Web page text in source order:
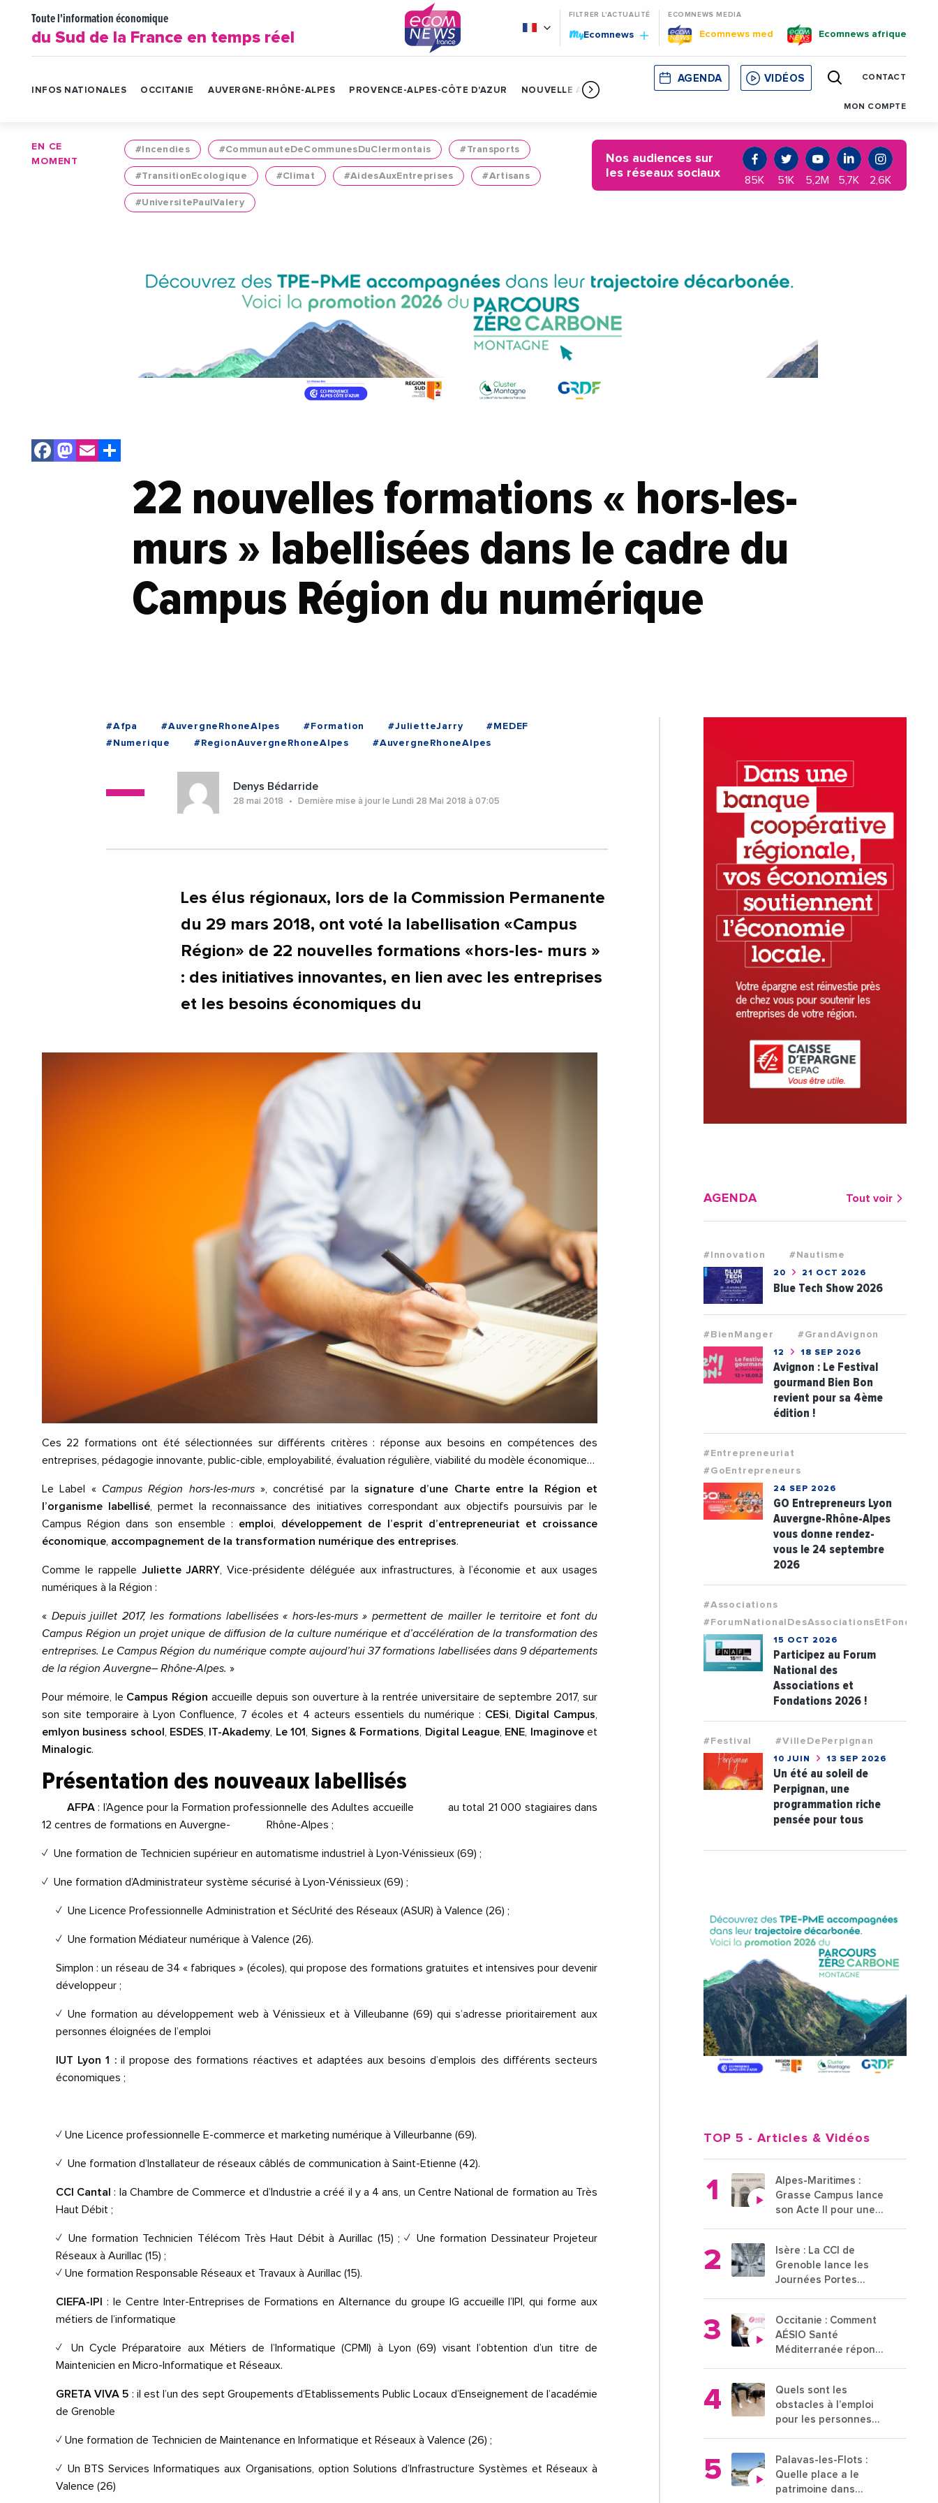
Toute l'information économique
du Sud de la France en temps réel
FILTRER L'ACTUALITÉ
MyEcomnews
ECOMNEWS MEDIA
Ecomnews med Ecomnews afrique
INFOS NATIONALES OCCITANIE AUVERGNE-RHÔNE-ALPES PROVENCE-ALPES-CÔTE D'AZUR NOUVELLE AQUITAINE CORSE MONACO CATALOGNE
AGENDA VIDÉOS CONTACT
MON COMPTE
EN CE
MOMENT
#Incendies #CommunauteDeCommunesDuClermontais #Transports
#TransitionEcologique #Climat #AidesAuxEntreprises #Artisans
#UniversitePaulValery
Nos audiences sur
les réseaux sociaux
85K 51K 5,2M 5,7K 2,6K
Facebook
Mastodon
Email
22 nouvelles formations « hors-les-
murs » labellisées dans le cadre du
Campus Région du numérique
#Afpa #AuvergneRhoneAlpes #Formation #JulietteJarry
#MEDEF
#Numerique
#RegionAuvergneRhoneAlpes #AuvergneRhoneAlpes
Denys Bédarride
28 mai 2018 Dernière mise à jour le Lundi 28 Mai 2018 à 07:05
Les élus régionaux, lors de la Commission Permanente
du 29 mars 2018, ont voté la labellisation «Campus
Région» de 22 nouvelles formations «hors-les- murs »
: des initiatives innovantes, en lien avec les entreprises
et les besoins économiques du
Ces 22 formationsont été sélectionnées sur différents critères : réponse aux besoins en compétences des
entreprises, pédagogie innovante, public-cible, employabilité, évaluation régulière, viabilité du modèle économique…
Le Label « Campus Région hors-les-murs », concrétisé par la signature d’une Charte entre la Région et
l’organisme labellisé , permet la reconnaissance des initiatives correspondant aux objectifs poursuivis par le
Campus Région dans son ensemble : emploi
développement de l’esprit d’entrepreneuriat et croissance
économique accompagnement de la transformation numérique des entreprises.
Comme le rappelle Juliette JARRY , Vice-présidente déléguée aux infrastructures, à
l’économie et aux usages
numériques à la Région :
« Depuis juillet 2017, les formations labellisées « hors-les-murs » permettent de mailler le territoire et font du
Campus Région un projet unique de diffusion de la culture numérique et d’accélération de la transformation des
entreprises.Le Campus Région du numérique compteaujourd’hui 37 formations labellisées dans 9 départements
de la région Auvergne– Rhône-Alpes. »
Pour mémoire, le Campus Région accueille depuis son ouverture à la rentrée universitaire de septembre 2017, sur
son site temporaire à Lyon Confluence , 7 écoles et 4 acteurs essentiels du numérique : CESi Digital Campus
emlyon business school
ESDES IT-Akademy Le 101 Signes & Formations Digital League, ENE Imaginoveet
Minalogic.
Présentation des nouveaux labellisés
AFPA: l’Agence pour la Formation professionnelle des Adultes accueille au total 21 000 stagiaires dans
12 centres de formations en Auvergne- Rhône-Alpes ;
✓ Une formation de Technicien supérieur en automatisme industriel à Lyon-Vénissieux (69) ;
✓ Une formation d’Administrateur système sécurisé à Lyon-Vénissieux (69) ;
✓ Une Licence Professionnelle Administration et SécUrité des Réseaux (ASUR) à Valence (26) ;
✓ Une formation Médiateur numérique à Valence (26).
Simplon :un réseau de 34 « fabriques » (écoles), qui propose des formations gratuites et intensives pour devenir
développeur ;
✓ Une formation au développement web à Vénissieux et à Villeubanne (69) qui s’adresse prioritairement aux
personnes éloignées de l’emploi
IUT Lyon 1 : il propose des formations réactives et adaptées aux besoins d’emplois des différents secteurs
économiques ;
✓ Une Licence professionnelle E-commerce et marketing numérique à Villeurbanne (69).
✓ Une formation d’Installateur de réseaux câblés de communication à Saint-Etienne (42).
CCI Cantal : la Chambre de Commerce et d’Industrie a créé il y a 4 ans, un Centre National de formation au Très
Haut Débit ;
✓ Une formation Technicien Télécom Très Haut Débit à Aurillac (15) ;✓Une formation
Dessinateur Projeteur
Réseaux à Aurillac (15) ;
✓ Une formation Responsable Réseaux et Travaux à Aurillac (15).
CIEFA-IPI : le Centre Inter-Entreprises de Formations en Alternance du groupe IG accueille l’IPI, qui forme aux
métiers de l’informatique
✓ UnCycle Préparatoire aux Métiers de l’ Informatique(CPMI) à Lyon (69) visant
l’obtention d’un titre de
Maintenicien en Micro-Informatique et Réseaux.
GRETA VIVA 5 : il est l’un des sept Groupements d’Etablissements Public Locaux d’Enseignement de l’académie
de Grenoble
✓ Une formation de Technicien de Maintenance en Informatique et Réseaux à Valence (26) ;
✓Un BTS Services Informatiques aux Organisations , option Solutions d’Infrastructure Systèmes et Réseaux à
Valence (26)
AGENDA Tout voir
#Innovation #Nautisme
20 21 OCT 2026
Blue Tech Show 2026
#BienManger #GrandAvignon
12 18 SEP 2026
Avignon : Le Festival
gourmand Bien Bon
revient pour sa 4ème
édition !
#Entrepreneuriat
#GoEntrepreneurs
24 SEP 2026
GO Entrepreneurs Lyon
Auvergne-Rhône-Alpes
vous donne rendez-
vous le 24 septembre
2026
#Associations
15 OCT 2026
Participez au Forum
National des
Associations et
Fondations 2026 !
#Festival #VilleDePerpignan
10 JUIN 13 SEP 2026
Un été au soleil de
Perpignan, une
programmation riche
pensée pour tous
TOP 5 - Articles & Vidéos
Alpes-Maritimes :
Grasse Campus lance
son Acte II pour une
l'enseignement
supérieur
Isère : La CCI de
Grenoble lance les
Journées Portes
21 octobre 2024
Occitanie : Comment
AÉSIO Santé
Méditerranée répond
?
Quels sont les
obstacles à l’emploi
pour les personnes
Palavas-les-Flots :
Quelle place a le
patrimoine dans